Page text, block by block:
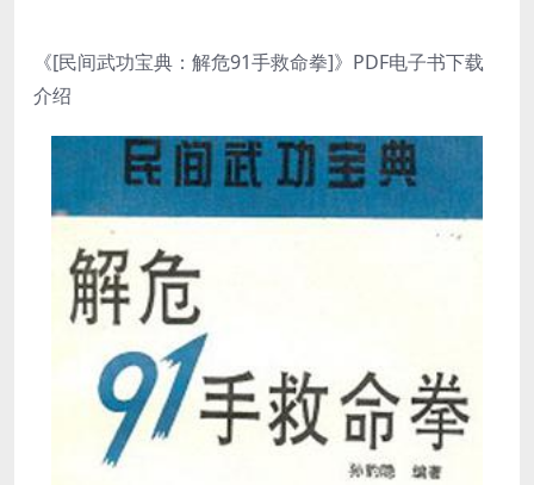
《[民间武功宝典：解危91手救命拳]》PDF电子书下载
介绍